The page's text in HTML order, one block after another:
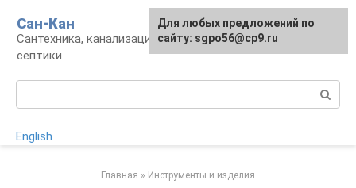
контенту
Сан-Кан
Сантехника, канализация, водопровод,
септики
English
Главная » Инструменты и изделия
Для любых предложений по
сайту: sgpo56@cp9.ru